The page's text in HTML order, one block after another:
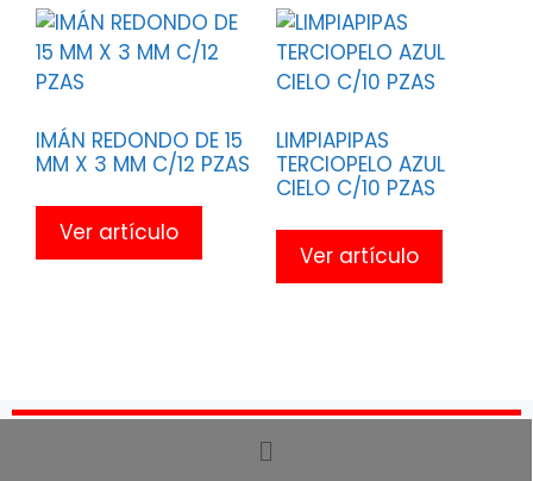
IMÁN REDONDO DE 15
MM X 3 MM C/12 PZAS
Ver artículo
LIMPIAPIPAS
TERCIOPELO AZUL
CIELO C/10 PZAS
Ver artículo